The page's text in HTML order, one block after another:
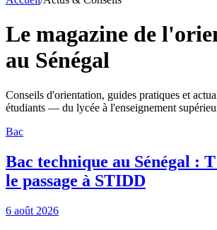
Le magazine de
au Sénégal
Conseils d'orientation, guides pratiques et
étudiants — du lycée à l'enseignement
Bac
Bac technique au Sénégal :
le passage à STIDD
6 août 2026